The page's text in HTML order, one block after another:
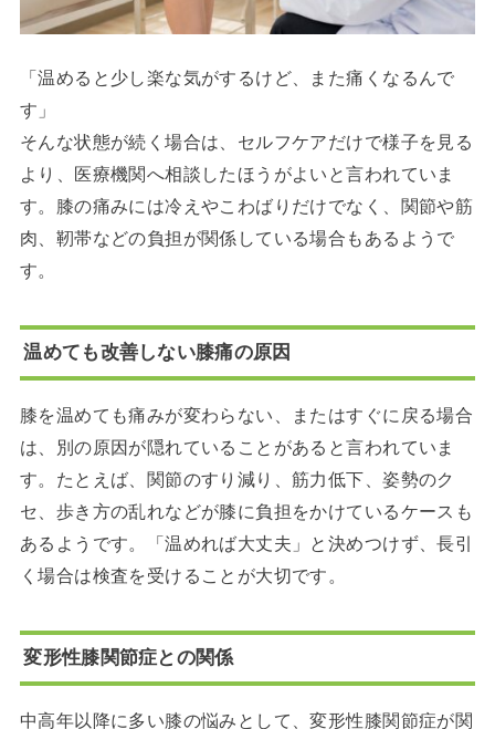
「温めると少し楽な気がするけど、また痛くなるんで
す」
そんな状態が続く場合は、セルフケアだけで様子を見る
より、医療機関へ相談したほうがよいと言われていま
す。膝の痛みには冷えやこわばりだけでなく、関節や筋
肉、靭帯などの負担が関係している場合もあるようで
す。
温めても改善しない膝痛の原因
膝を温めても痛みが変わらない、またはすぐに戻る場合
は、別の原因が隠れていることがあると言われていま
す。たとえば、関節のすり減り、筋力低下、姿勢のク
セ、歩き方の乱れなどが膝に負担をかけているケースも
あるようです。「温めれば大丈夫」と決めつけず、長引
く場合は検査を受けることが大切です。
変形性膝関節症との関係
中高年以降に多い膝の悩みとして、変形性膝関節症が関